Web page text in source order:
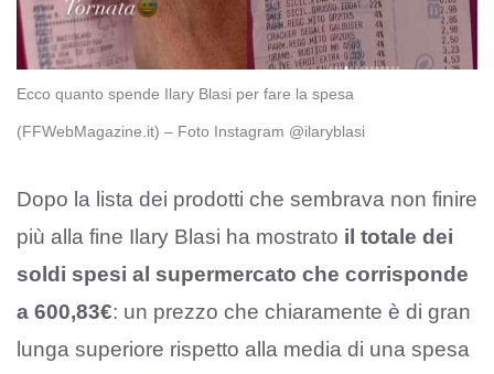
Ecco quanto spende Ilary Blasi per fare la spesa
(FFWebMagazine.it) – Foto Instagram @ilaryblasi
Dopo la lista dei prodotti che sembrava non finire
più alla fine Ilary Blasi ha mostrato il totale dei
soldi spesi al supermercato che corrisponde
a 600,83€: un prezzo che chiaramente è di gran
lunga superiore rispetto alla media di una spesa